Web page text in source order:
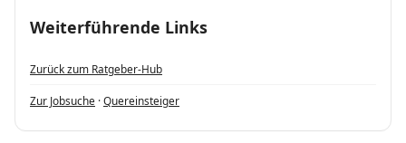
Weiterführende Links
Zurück zum Ratgeber-Hub
Zur Jobsuche ·Quereinsteiger